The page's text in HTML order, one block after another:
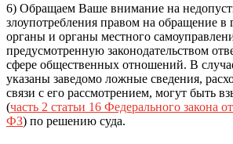
6) Обращаем Ваше внимание на
злоупотребления правом на обращение в
органы и органы местного
предусмотренную законодательством
сфере общественных отношений. В
указаны заведомо ложные сведения,
связи с его рассмотрением, могут быть
(часть 2 статьи 16 Федерального закона
ФЗ) по решению суда.